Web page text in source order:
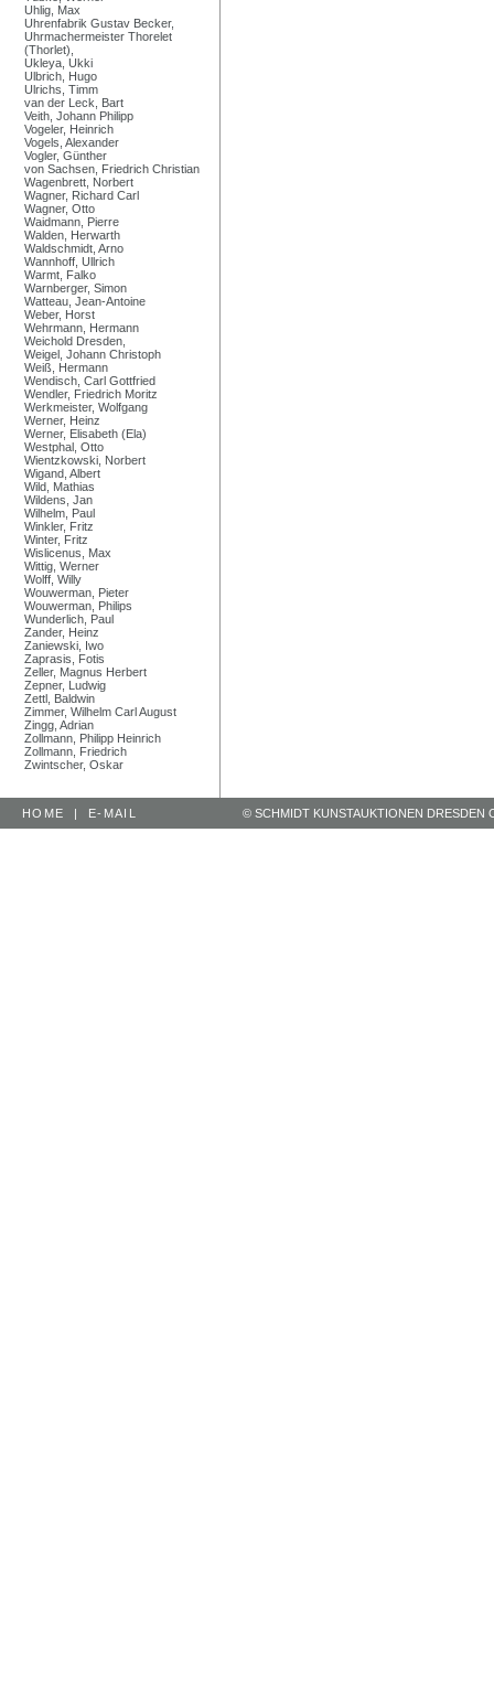
Uhlig, Max
Uhrenfabrik Gustav Becker,
Uhrmachermeister Thorelet
(Thorlet),
Ukleya, Ukki
Ulbrich, Hugo
Ulrichs, Timm
van der Leck, Bart
Veith, Johann Philipp
Vogeler, Heinrich
Vogels, Alexander
Vogler, Günther
von Sachsen, Friedrich Christian
Wagenbrett, Norbert
Wagner, Richard Carl
Wagner, Otto
Waidmann, Pierre
Walden, Herwarth
Waldschmidt, Arno
Wannhoff, Ullrich
Warmt, Falko
Warnberger, Simon
Watteau, Jean-Antoine
Weber, Horst
Wehrmann, Hermann
Weichold Dresden,
Weigel, Johann Christoph
Weiß, Hermann
Wendisch, Carl Gottfried
Wendler, Friedrich Moritz
Werkmeister, Wolfgang
Werner, Heinz
Werner, Elisabeth (Ela)
Westphal, Otto
Wientzkowski, Norbert
Wigand, Albert
Wild, Mathias
Wildens, Jan
Wilhelm, Paul
Winkler, Fritz
Winter, Fritz
Wislicenus, Max
Wittig, Werner
Wolff, Willy
Wouwerman, Pieter
Wouwerman, Philips
Wunderlich, Paul
Zander, Heinz
Zaniewski, Iwo
Zaprasis, Fotis
Zeller, Magnus Herbert
Zepner, Ludwig
Zettl, Baldwin
Zimmer, Wilhelm Carl August
Zingg, Adrian
Zollmann, Philipp Heinrich
Zollmann, Friedrich
Zwintscher, Oskar
HOME | E-MAIL © SCHMIDT KUNSTAUKTIONEN DRESDEN